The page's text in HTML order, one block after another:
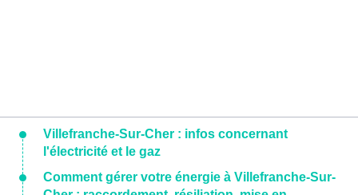
Villefranche-Sur-Cher : infos concernant
l'électricité et le gaz
Comment gérer votre énergie à Villefranche-Sur-